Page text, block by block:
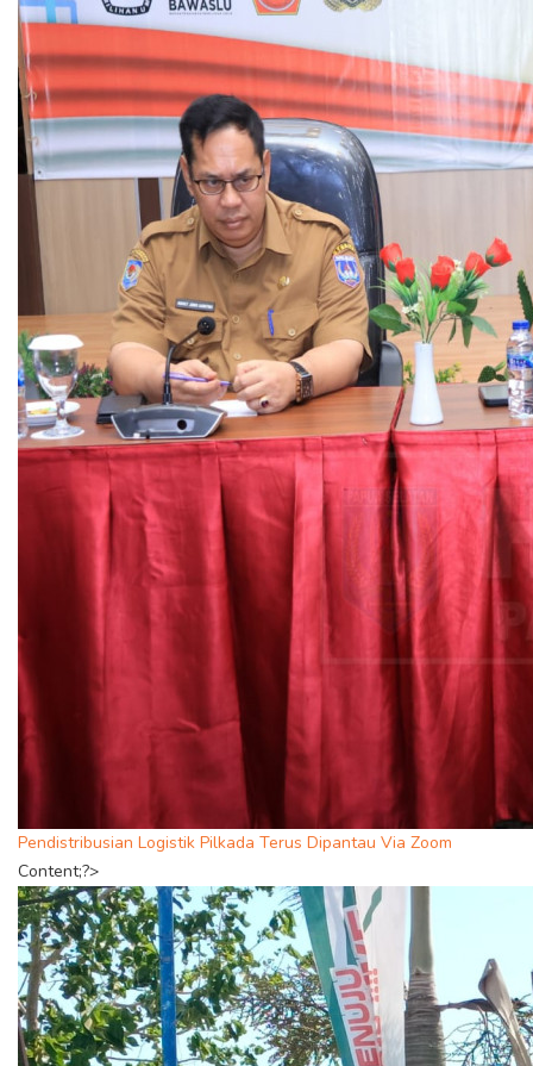
Pendistribusian Logistik Pilkada Terus Dipantau Via Zoom
Content;?>